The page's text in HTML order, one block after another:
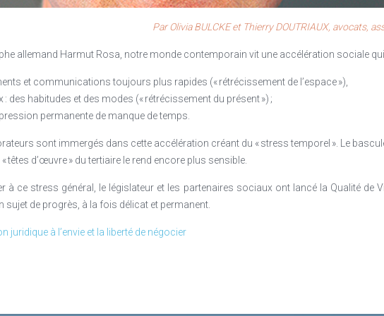
professionnelle et de l’apprentissage (CUFPA)
financière qui se traduit par le versement en pratique de deux contributions
à l’apprentissage d’autre part (à raison de : 0,55 % et 1% de la masse salariale brute
Par Olivia BULCKE et Thierry DOUTRIAUX, avocats,
allemand Harmut Rosa, notre monde contemporain vit une accélération sociale
et communications toujours plus rapides (« rétrécissement de l’espace »),
: des habitudes et des modes (« rétrécissement du présent ») ;
permanente de manque de temps.
sont immergés dans cette accélération créant du « stress temporel ». Le
têtes d’œuvre » du tertiaire le rend encore plus sensible.
à ce stress général, le législateur et les partenaires sociaux ont lancé la Qualité de
de progrès, à la fois délicat et permanent.
juridique à l’envie et la liberté de négocier